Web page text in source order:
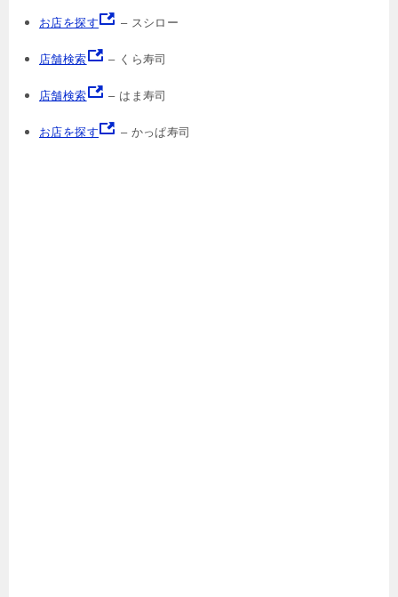
お店を探す – スシロー
店舗検索 – くら寿司
店舗検索 – はま寿司
お店を探す – かっぱ寿司